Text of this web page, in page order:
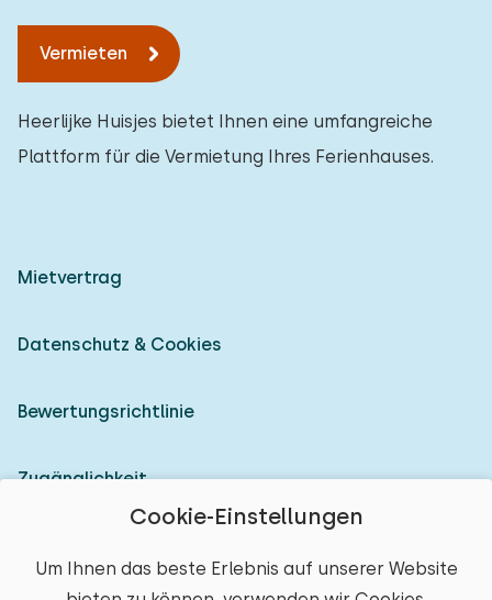
Cookie-Einstellungen
Um Ihnen das beste Erlebnis auf unserer Website
Vermieten
Heerlijke Huisjes bietet Ihnen eine umfangreiche
Plattform für die Vermietung Ihres Ferienhauses.
Mietvertrag
Datenschutz & Cookies
Bewertungsrichtlinie
Zugänglichkeit